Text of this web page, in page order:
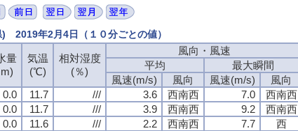
) 2019年2月4日（１０分ごとの値）
量
気温
(℃)
相対湿度
(％)
風向・風速
平均
最大瞬間
風速(m/s)
風向 風速(m/s)
風向
0.0 11.7 /// 3.6 西南西 7.0
西南西
0.0 11.7 /// 3.9 西南西 9.2
西南西
0.0 11.6 /// 2.2 西南西 7.7
西